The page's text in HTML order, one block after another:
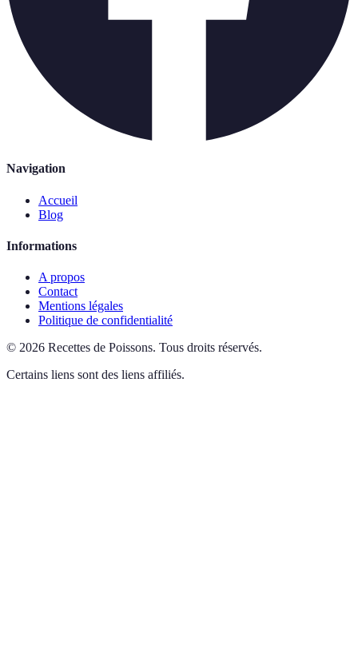
Navigation
Accueil
Blog
Informations
A propos
Contact
Mentions légales
Politique de confidentialité
© 2026 Recettes de Poissons. Tous droits réservés.
Certains liens sont des liens affiliés.